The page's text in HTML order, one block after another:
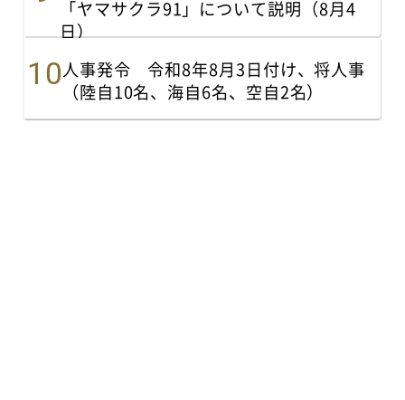
「ヤマサクラ91」について説明（8月4
日）
人事発令 令和8年8月3日付け、将人事
（陸自10名、海自6名、空自2名）